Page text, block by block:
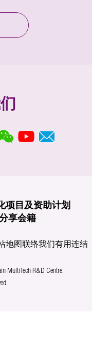
项目及资助计划
享会籍
地图联络我们有用连结
MultiTech R&D Centre.